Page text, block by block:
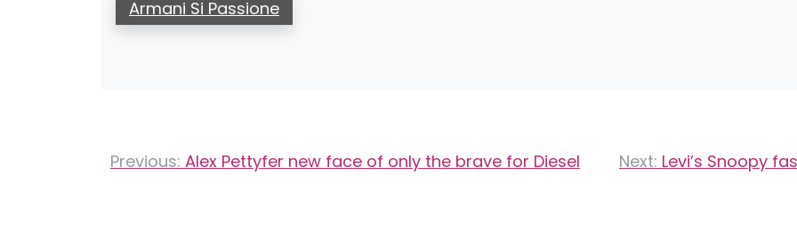
Armani Si Passione
Bericht
Previous: Alex Pettyfer new face of only the brave for Diesel Next: Levi’s Snoopy